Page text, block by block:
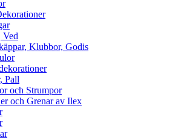
Ved
Klubbor, Godis
Pall
och Strumpor
och Grenar av Ilex